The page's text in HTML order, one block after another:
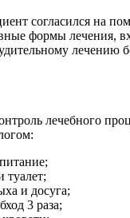
согласился на
формы лечения,
лечению
лечебного
и досуга;
3 раза;